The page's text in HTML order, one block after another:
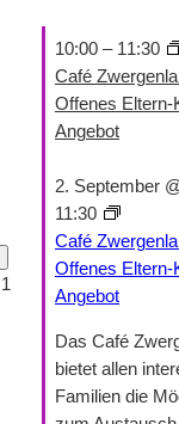
1
10:00 – 11:30
Café
Offenes Eltern-
Angebot
2. September
11:30
Café
Offenes Eltern-
Angebot
Das Café
bietet allen
Familien die